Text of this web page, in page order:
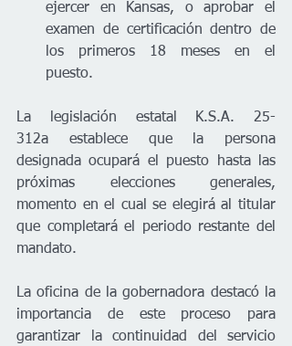
ejercer en Kansas, o aprobar el
examen de certificación dentro de
los primeros 18 meses en el
puesto.
La legislación estatal K.S.A. 25-
312a establece que la persona
designada ocupará el puesto hasta las
próximas elecciones generales,
momento en el cual se elegirá al titular
que completará el periodo restante del
mandato.
La oficina de la gobernadora destacó la
importancia de este proceso para
garantizar la continuidad del servicio